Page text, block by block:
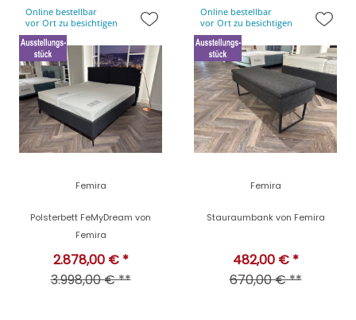
Online bestellbar
vor Ort zu besichtigen
Femira
Polsterbett FeMyDream von
Femira
2.878,00 € *
3.998,00 € **
Online bestellbar
vor Ort zu besichtigen
Femira
Stauraumbank von Femira
482,00 € *
670,00 € **